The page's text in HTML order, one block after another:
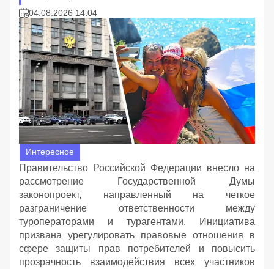
04.08.2026 14:04
Интересное
Правительство Российской Федерации внесло на
рассмотрение Государственной Думы
законопроект, направленный на четкое
разграничение ответственности между
туроператорами и турагентами. Инициатива
призвана урегулировать правовые отношения в
сфере защиты прав потребителей и повысить
прозрачность взаимодействия всех участников